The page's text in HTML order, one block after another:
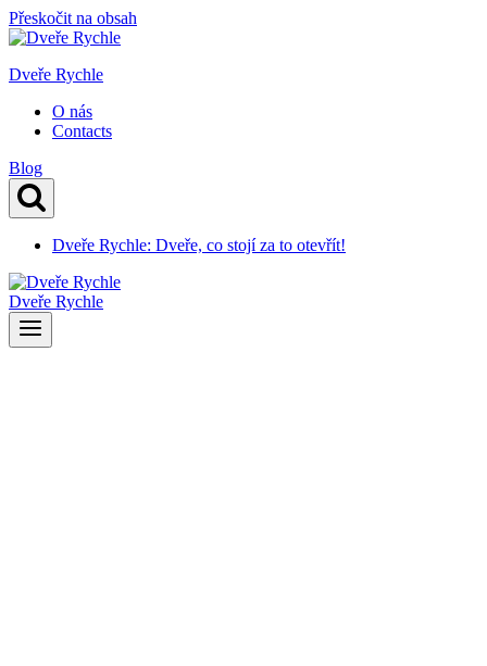
Přeskočit na obsah
Dveře Rychle
O nás
Contacts
Blog
Dveře Rychle: Dveře, co stojí za to otevřít!
Dveře Rychle